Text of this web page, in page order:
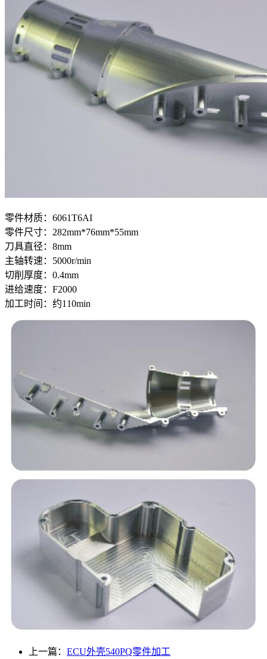
零件材质：6061T6AI
零件尺寸：282mm*76mm*55mm
刀具直径：8mm
主轴转速：5000r/min
切削厚度：0.4mm
进给速度：F2000
加工时间：约110min
上一篇： ECU外壳540PQ零件加工